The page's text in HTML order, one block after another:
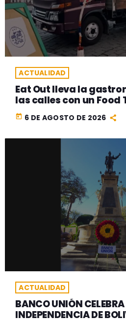
ACTUALIDAD
Eat Out lleva la
las calles con un
today 6 DE AGOSTO DE 2026
ACTUALIDAD
BANCO UNIÓN
INDEPENDENCIA DE